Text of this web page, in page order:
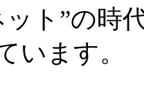
ト”の時
います。